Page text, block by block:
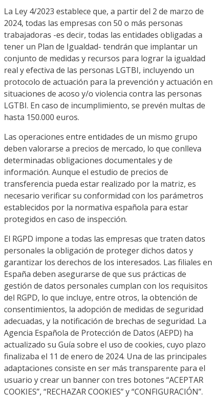
La Ley 4/2023 establece que, a partir del 2 de marzo de
2024, todas las empresas con 50 o más personas
trabajadoras -es decir, todas las entidades obligadas a
tener un Plan de Igualdad- tendrán que implantar un
conjunto de medidas y recursos para lograr la igualdad
real y efectiva de las personas LGTBI, incluyendo un
protocolo de actuación para la prevención y actuación en
situaciones de acoso y/o violencia contra las personas
LGTBI. En caso de incumplimiento, se prevén multas de
hasta 150.000 euros.
Las operaciones entre entidades de un mismo grupo
deben valorarse a precios de mercado, lo que conlleva
determinadas obligaciones documentales y de
información. Aunque el estudio de precios de
transferencia pueda estar realizado por la matriz, es
necesario verificar su conformidad con los parámetros
establecidos por la normativa española para estar
protegidos en caso de inspección.
El RGPD impone a todas las empresas que traten datos
personales la obligación de proteger dichos datos y
garantizar los derechos de los interesados. Las filiales en
España deben asegurarse de que sus prácticas de
gestión de datos personales cumplan con los requisitos
del RGPD, lo que incluye, entre otros, la obtención de
consentimientos, la adopción de medidas de seguridad
adecuadas, y la notificación de brechas de seguridad. La
Agencia Española de Protección de Datos (AEPD) ha
actualizado su Guía sobre el uso de cookies, cuyo plazo
finalizaba el 11 de enero de 2024. Una de las principales
adaptaciones consiste en ser más transparente para el
usuario y crear un banner con tres botones “ACEPTAR
COOKIES”, “RECHAZAR COOKIES” y “CONFIGURACIÓN”.